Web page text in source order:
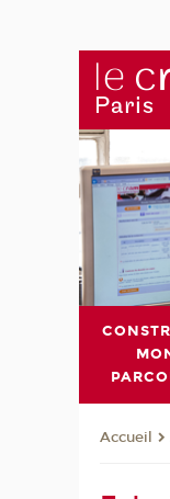
Accueil